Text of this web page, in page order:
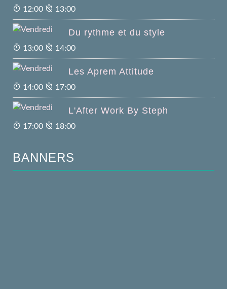
12:00 13:00
Du rythme et du style
13:00 14:00
Les Aprem Attitude
14:00 17:00
L'After Work By Steph
17:00 18:00
BANNERS